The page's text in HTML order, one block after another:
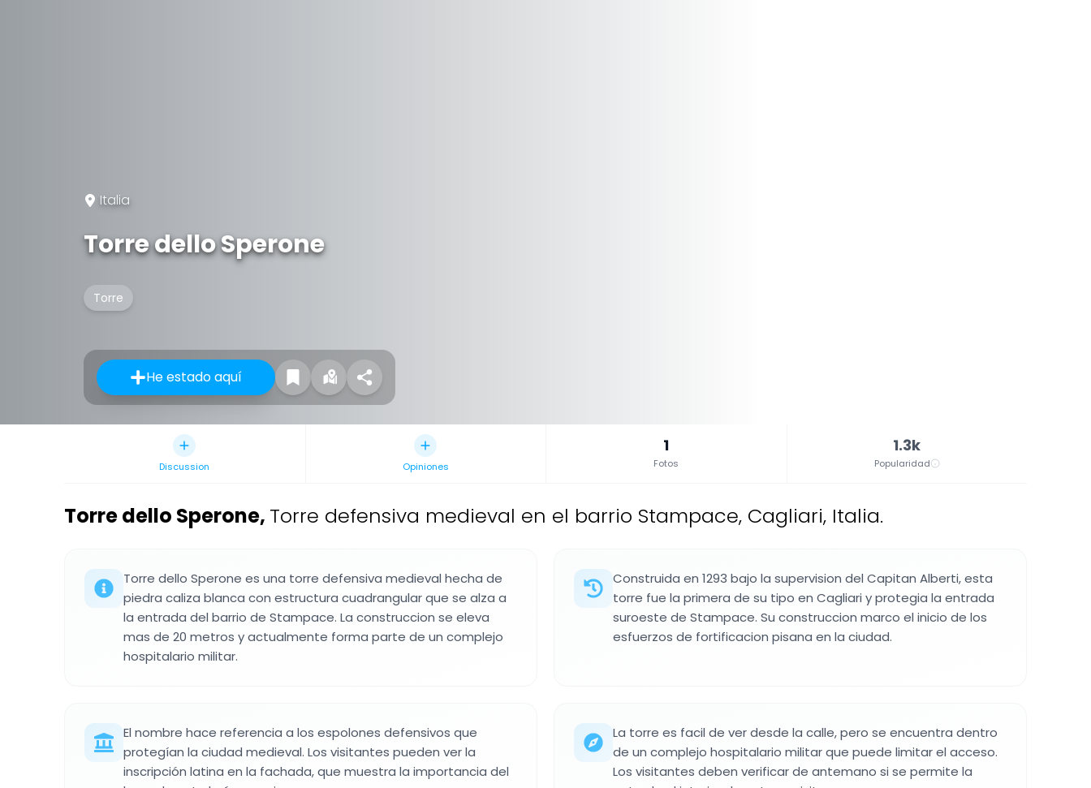
Italia
Torre dello Sperone
Torre
He estado aquí
Discussion Opiniones
1
Fotos
1.3k
Popularidad
Torre dello Sperone, Torre defensiva medieval en el barrio Stampace, Cagliari, Italia.
Torre dello Sperone es una torre defensiva medieval hecha de
piedra caliza blanca con estructura cuadrangular que se alza a
la entrada del barrio de Stampace. La construccion se eleva
mas de 20 metros y actualmente forma parte de un complejo
hospitalario militar.
Construida en 1293 bajo la supervision del Capitan Alberti, esta
torre fue la primera de su tipo en Cagliari y protegia la entrada
suroeste de Stampace. Su construccion marco el inicio de los
esfuerzos de fortificacion pisana en la ciudad.
El nombre hace referencia a los espolones defensivos que
protegían la ciudad medieval. Los visitantes pueden ver la
inscripción latina en la fachada, que muestra la importancia del
La torre es facil de ver desde la calle, pero se encuentra dentro
de un complejo hospitalario militar que puede limitar el acceso.
Los visitantes deben verificar de antemano si se permite la